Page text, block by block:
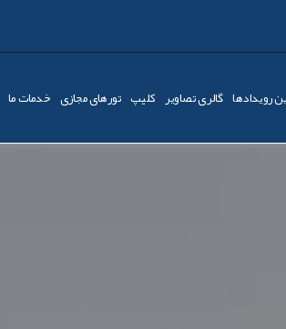
رویدادها گالری تصاویر کليپ تورهای مجازی خدمات ما